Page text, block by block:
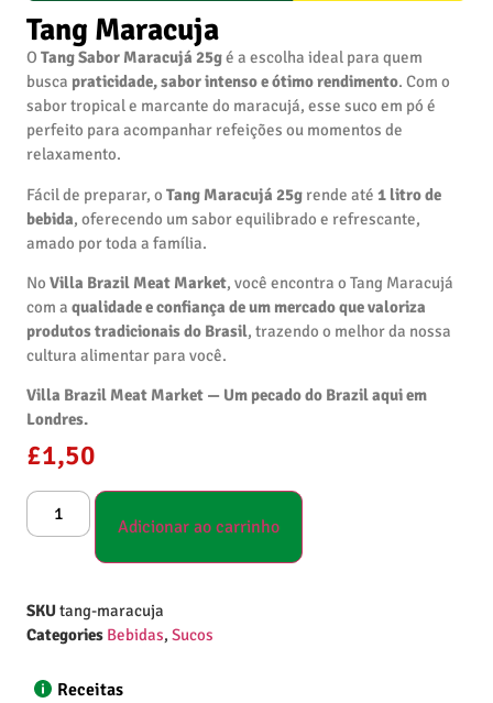
Tang Maracuja
O Tang Sabor Maracujá 25gé a escolha ideal para quem
busca praticidade, sabor intenso e ótimo rendimento. Com o
sabor tropical e marcante do maracujá, esse suco em pó é
perfeito para acompanhar refeições ou momentos de
relaxamento.
Fácil de preparar, o Tang Maracujá 25g rende até 1 litro de
bebida, oferecendo um sabor equilibrado e refrescante,
amado por toda a família.
No Villa Brazil Meat Market, você encontra o Tang Maracujá
com a qualidade e confiança de um mercado que valoriza
produtos tradicionais do Brasil, trazendo o melhor da nossa
cultura alimentar para você.
Villa Brazil Meat Market — Um pecado do Brazil aqui em
Londres.
£1,50
Adicionar ao carrinho
SKU tang-maracuja
Categories Bebidas, Sucos
Receitas